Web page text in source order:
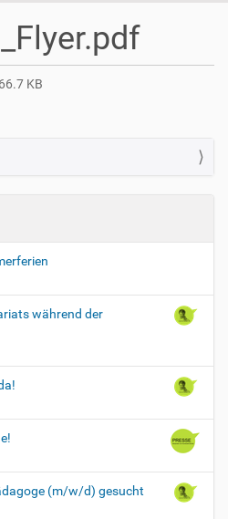
KB
während der
(m/w/d) gesucht